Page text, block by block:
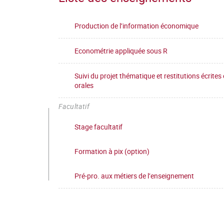
Production de l’information économique
Econométrie appliquée sous R
Suivi du projet thématique et restitutions écrites
orales
Facultatif
Stage facultatif
Formation à pix (option)
Pré-pro. aux métiers de l’enseignement